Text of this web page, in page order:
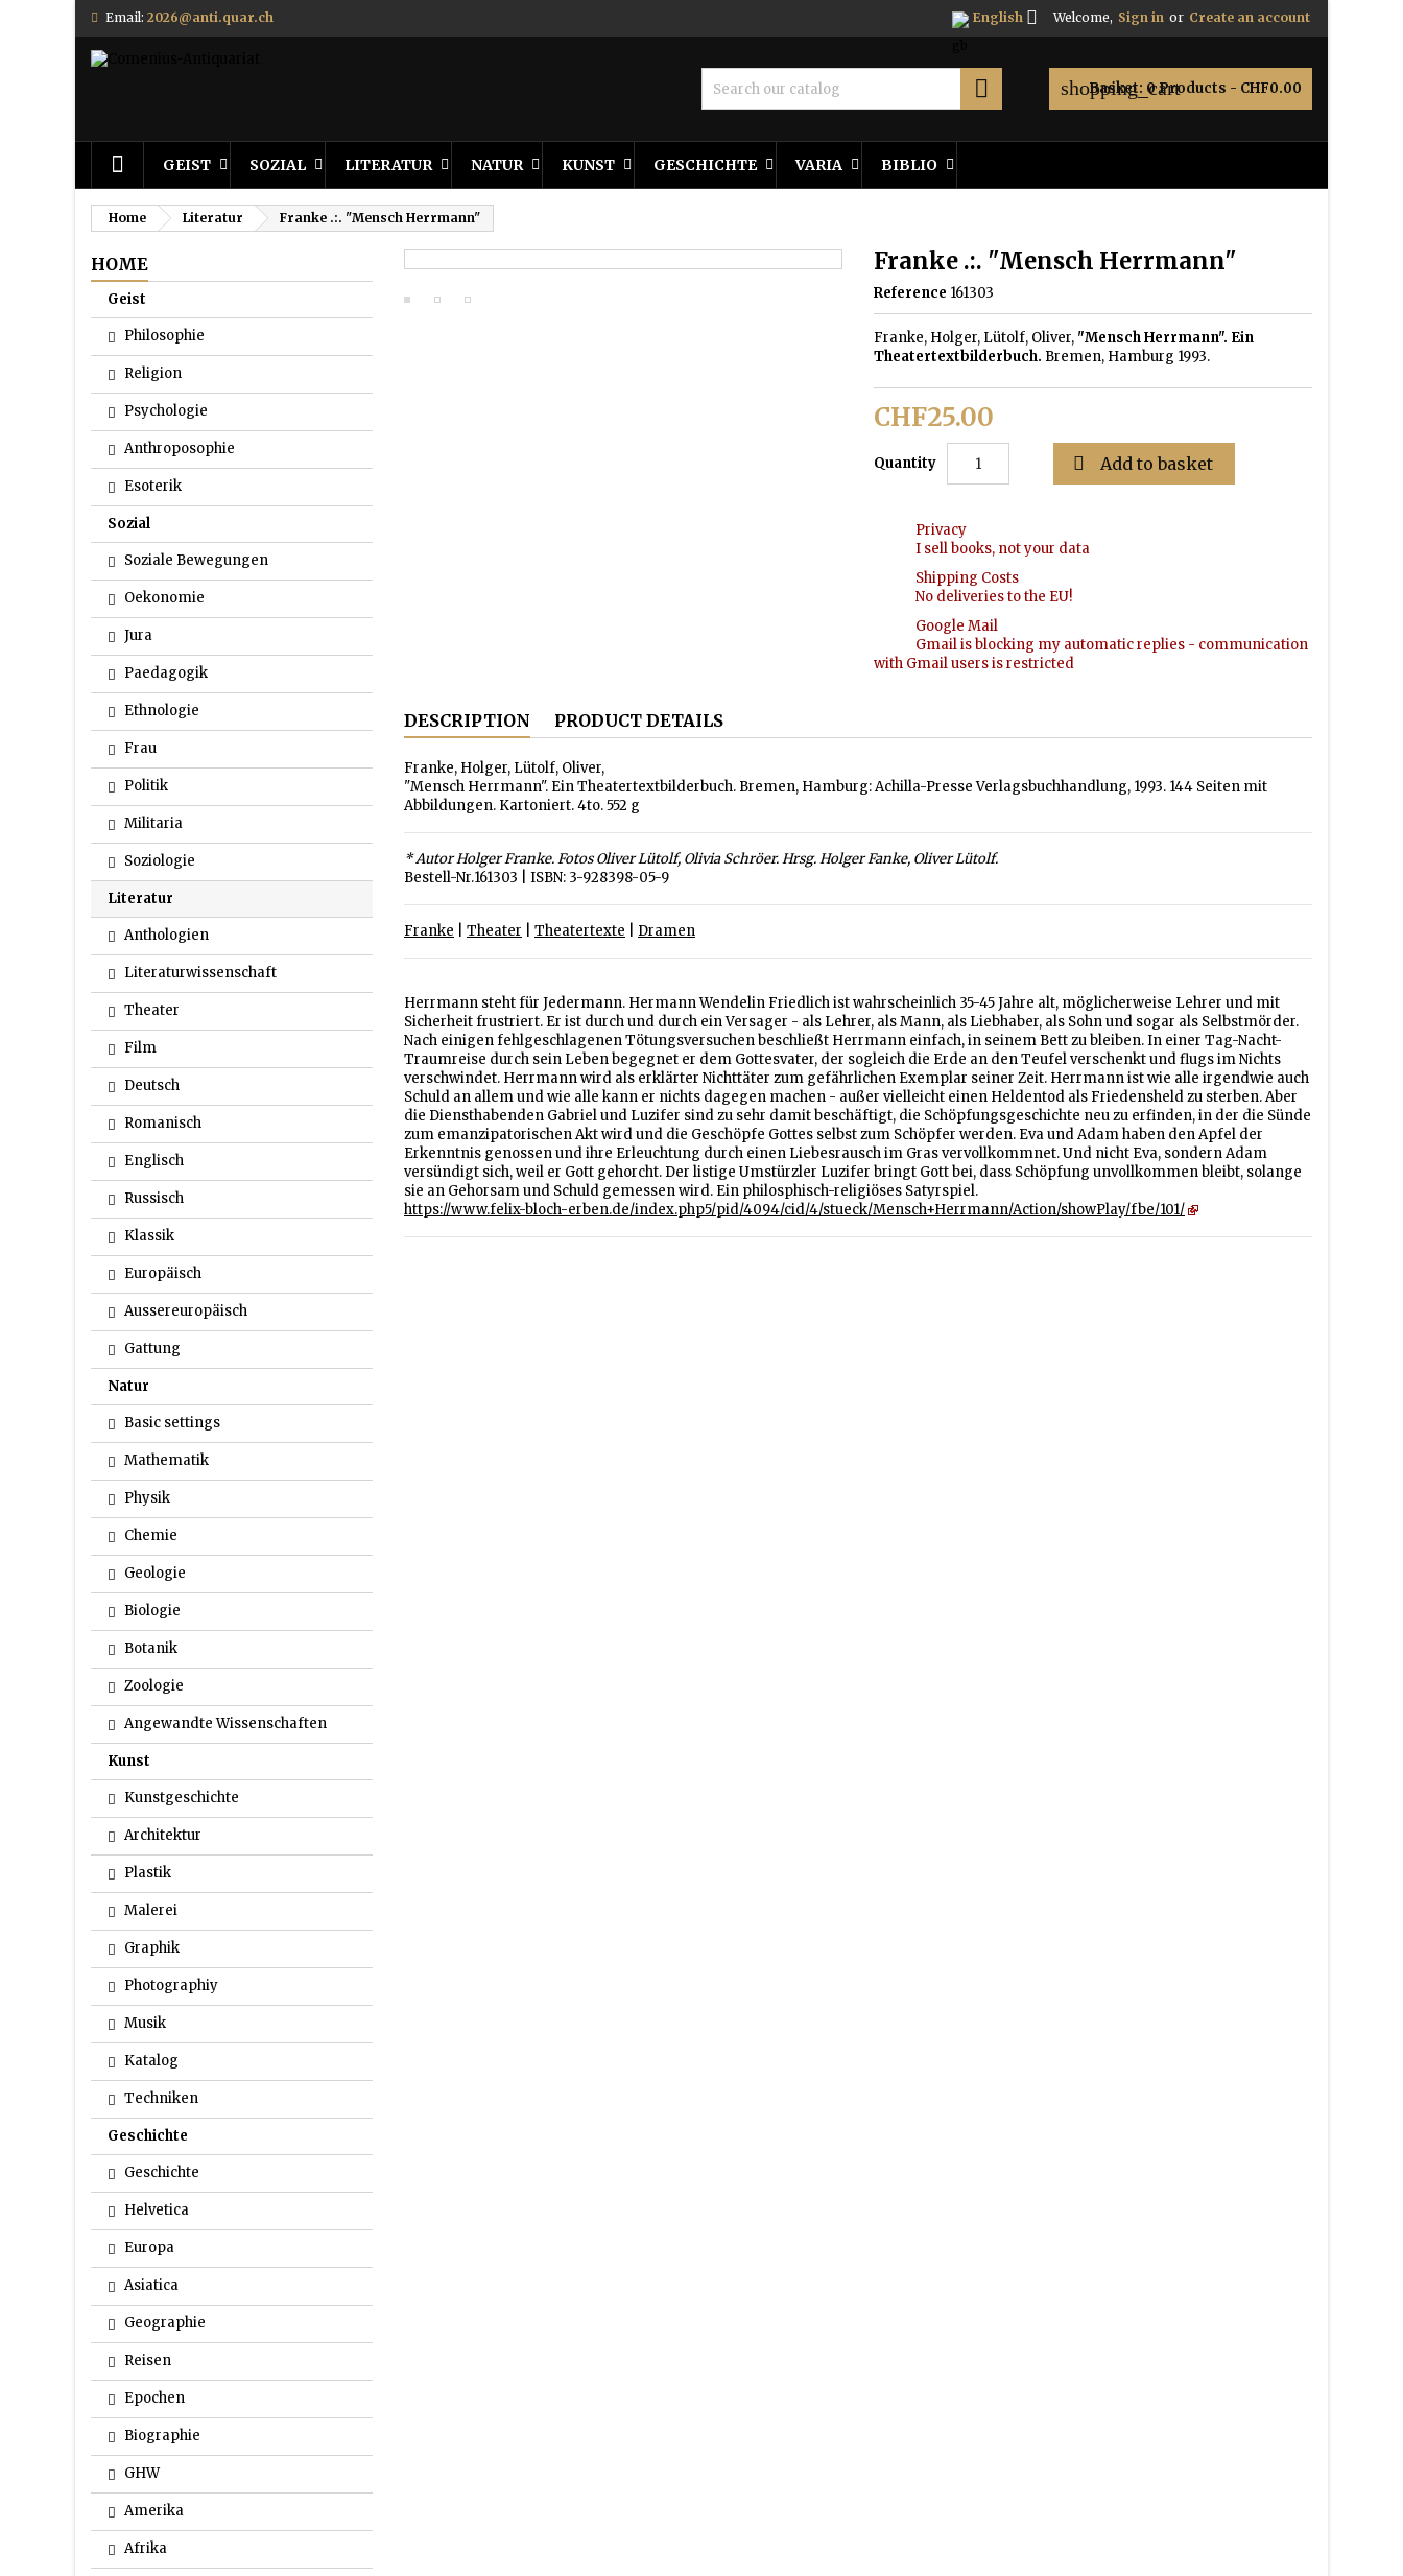
Email: 2026@anti.quar.ch Welcome, Sign in or Create an account
English 
shopping_cart
Basket: 0Products - CHF0.00

GEIST SOZIAL LITERATUR NATUR KUNST GESCHICHTE VARIA BIBLIO
Home Literatur Franke .:. "Mensch Herrmann"
HOME
Geist
Philosophie
Religion
Psychologie
Anthroposophie
Esoterik
Sozial
Soziale Bewegungen
Oekonomie
Jura
Paedagogik
Ethnologie
Frau
Politik
Militaria
Soziologie
Literatur
Anthologien
Literaturwissenschaft
Theater
Film
Deutsch
Romanisch
Englisch
Russisch
Klassik
Europäisch
Aussereuropäisch
Gattung
Natur
Basic settings
Mathematik
Physik
Chemie
Geologie
Biologie
Botanik
Zoologie
Angewandte Wissenschaften
Kunst
Kunstgeschichte
Architektur
Plastik
Malerei
Graphik
Photographiy
Musik
Katalog
Techniken
Geschichte
Geschichte
Helvetica
Europa
Asiatica
Geographie
Reisen
Epochen
Biographie
GHW
Amerika
Afrika
Franke .:. "Mensch Herrmann"
Reference 161303
Franke, Holger, Lütolf, Oliver, "Mensch Herrmann". Ein
Theatertextbilderbuch. Bremen, Hamburg 1993.
CHF25.00
Quantity  Add to basket
Privacy
I sell books, not your data
Shipping Costs
No deliveries to the EU!
Google Mail
Gmail is blocking my automatic replies - communication
with Gmail users is restricted
DESCRIPTION PRODUCT DETAILS
Franke, Holger, Lütolf, Oliver,
"Mensch Herrmann". Ein Theatertextbilderbuch. Bremen, Hamburg: Achilla-Presse Verlagsbuchhandlung, 1993. 144 Seiten mit
Abbildungen. Kartoniert. 4to. 552 g
* Autor Holger Franke. Fotos Oliver Lütolf, Olivia Schröer. Hrsg. Holger Fanke, Oliver Lütolf.
Bestell-Nr.161303 | ISBN: 3-928398-05-9
Franke Theater Theatertexte Dramen
Herrmann steht für Jedermann. Hermann Wendelin Friedlich ist wahrscheinlich 35-45 Jahre alt, möglicherweise Lehrer und mit
Sicherheit frustriert. Er ist durch und durch ein Versager - als Lehrer, als Mann, als Liebhaber, als Sohn und sogar als Selbstmörder.
Nach einigen fehlgeschlagenen Tötungsversuchen beschließt Herrmann einfach, in seinem Bett zu bleiben. In einer Tag-Nacht-
Traumreise durch sein Leben begegnet er dem Gottesvater, der sogleich die Erde an den Teufel verschenkt und flugs im Nichts
verschwindet. Herrmann wird als erklärter Nichttäter zum gefährlichen Exemplar seiner Zeit. Herrmann ist wie alle irgendwie auch
Schuld an allem und wie alle kann er nichts dagegen machen - außer vielleicht einen Heldentod als Friedensheld zu sterben. Aber
die Diensthabenden Gabriel und Luzifer sind zu sehr damit beschäftigt, die Schöpfungsgeschichte neu zu erfinden, in der die Sünde
zum emanzipatorischen Akt wird und die Geschöpfe Gottes selbst zum Schöpfer werden. Eva und Adam haben den Apfel der
Erkenntnis genossen und ihre Erleuchtung durch einen Liebesrausch im Gras vervollkommnet. Und nicht Eva, sondern Adam
versündigt sich, weil er Gott gehorcht. Der listige Umstürzler Luzifer bringt Gott bei, dass Schöpfung unvollkommen bleibt, solange
sie an Gehorsam und Schuld gemessen wird. Ein philosphisch-religiöses Satyrspiel.
https://www.felix-bloch-erben.de/index.php5/pid/4094/cid/4/stueck/Mensch+Herrmann/Action/showPlay/fbe/101/